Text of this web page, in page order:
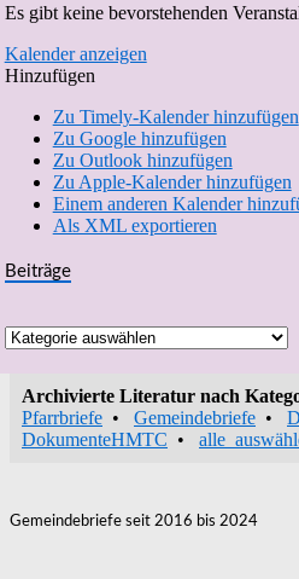
Es gibt keine bevorstehenden
Kalender anzeigen
Hinzufügen
Zu Timely-Kalender hinzufügen
Zu Google hinzufügen
Zu Outlook hinzufügen
Zu Apple-Kalender hinzufügen
Einem anderen Kalender
Als XML exportieren
Beiträge
Beiträge
Archivierte Literatur nach
Pfarrbriefe • Gemeindebriefe •
DokumenteHMTC •
Gemeindebriefe seit 2016 bis 2024